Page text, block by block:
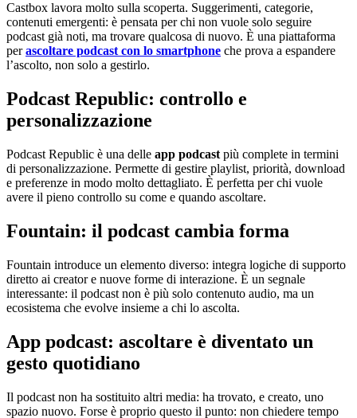
Castbox lavora molto sulla scoperta. Suggerimenti, categorie,
contenuti emergenti: è pensata per chi non vuole solo seguire
podcast già noti, ma trovare qualcosa di nuovo. È una piattaforma
perascoltare podcast con lo smartphone che prova a espandere
l’ascolto, non solo a gestirlo.
Podcast Republic: controllo e
personalizzazione
Podcast Republic è una delle app podcast più complete in termini
di personalizzazione. Permette di gestire playlist, priorità, download
e preferenze in modo molto dettagliato. È perfetta per chi vuole
avere il pieno controllo su come e quando ascoltare.
Fountain: il podcast cambia forma
Fountain introduce un elemento diverso: integra logiche di supporto
diretto ai creator e nuove forme di interazione. È un segnale
interessante: il podcast non è più solo contenuto audio, ma un
ecosistema che evolve insieme a chi lo ascolta.
App podcast: ascoltare è diventato un
gesto quotidiano
Il podcast non ha sostituito altri media: ha trovato, e creato, uno
spazio nuovo. Forse è proprio questo il punto: non chiedere tempo